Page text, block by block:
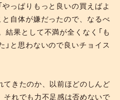
っぱりもっと良いの買えばよ
と自体が嫌だったので、なるべ
結果として不満が全くなく「も
」と思わないので良いチョイス
てきたのか、以前ほどのしんど
それでも力不足感は否めないで